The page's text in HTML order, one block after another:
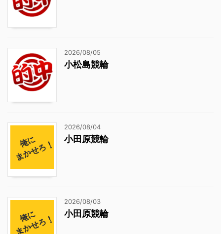
2026/08/05
小松島競輪
2026/08/04
小田原競輪
2026/08/03
小田原競輪